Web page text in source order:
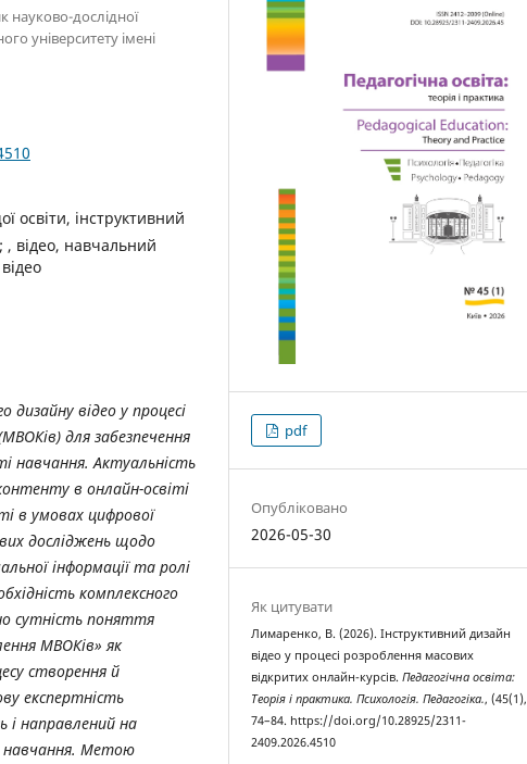
науково-дослідної
університету імені
освіти, інструктивний
відео, навчальний
відео у процесі
для забезпечення
навчання. Актуальність
в онлайн-освіті
в умовах цифрової
досліджень щодо
інформації та ролі
комплексного
сутність поняття
МВОКів» як
створення й
експертність
і направлений на
навчання. Метою
pdf
Опубліковано
2026-05-30
Як цитувати
Лимаренко, В. (2026). Інструктивний дизайн
відео у процесі розроблення масових
відкритих онлайн-курсів.Педагогічна освіта:
Теорія і практика. Психологія. Педагогіка., (45(1),
74–84. https://doi.org/10.28925/2311-
2409.2026.4510